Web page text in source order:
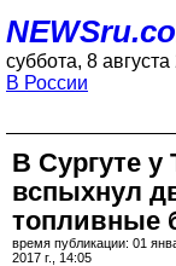
суббота, 8
В России
В Сургуте у
вспыхнул
топливные
время публикации: 01
2017 г., 14:05